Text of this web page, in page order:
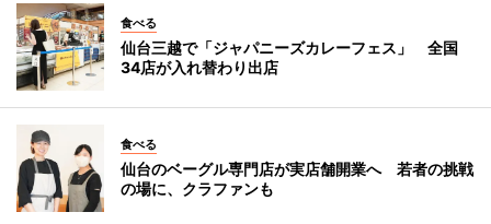
食べる
仙台三越で「ジャパニーズカレーフェス」 全国
34店が入れ替わり出店
食べる
仙台のベーグル専門店が実店舗開業へ 若者の挑戦
の場に、クラファンも